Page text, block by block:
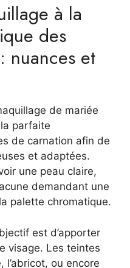
à la
des
nuances et
de mariée
parfaite
de carnation afin de
et adaptées.
une peau claire,
demandant une
palette chromatique.
est d’apporter
visage. Les teintes
l’abricot, ou encore